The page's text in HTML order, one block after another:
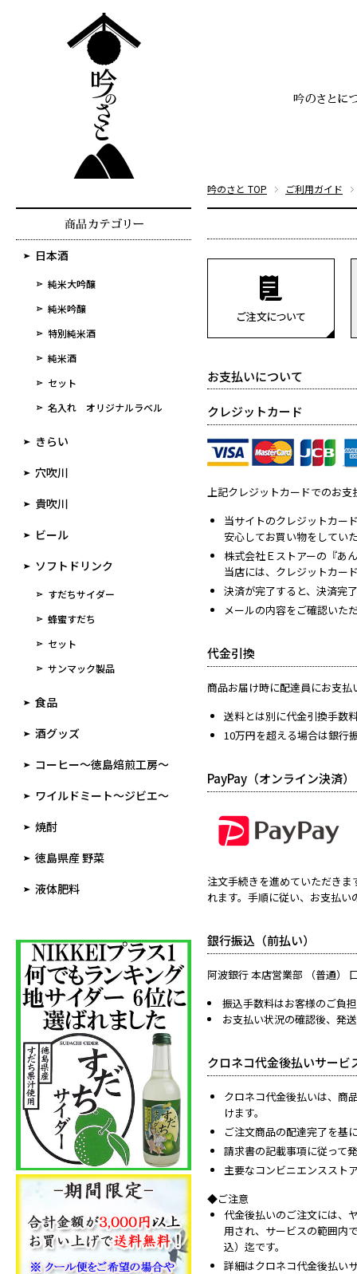
吟のさと TOP ご利用ガイド
お支払いについて
クレジットカード
上記クレジットカードでのお支
当サイトのクレジットカー
安心してお買い物をしてい
株式会社Ｅストアーの『あ
当店には、クレジットカー
決済が完了すると、決済完
メールの内容をご確認いた
代金引換
商品お届け時に配達員にお支払
送料とは別に代金引換手数
10万円を超える場合は銀行
PayPay（オンライン決済）
注文手続きを進めていただき
れます。手順に従い、お支払
銀行振込（前払い）
阿波銀行 本店営業部 （普通）
振込手数料はお客様のご負
お支払い状況の確認後、発
クロネコ代金後払いサービ
クロネコ代金後払いは、商
けます。
ご注文商品の配達完了を基
請求書の記載事項に従って
主要なコンビニエンススト
◆ご注意
代金後払いのご注文には、
用され、サービスの範囲内
込）迄です。
詳細はクロネコ代金後払い
日本酒
純米大吟醸
純米吟醸
特別純米酒
純米酒
セット
名入れ オリジナルラベル
きらい
穴吹川
貴吹川
ビール
ソフトドリンク
すだちサイダー
蜂蜜すだち
セット
サンマック製品
食品
酒グッズ
コーヒー～徳島焙煎工房～
ワイルドミート～ジビエ～
焼酎
徳島県産 野菜
液体肥料